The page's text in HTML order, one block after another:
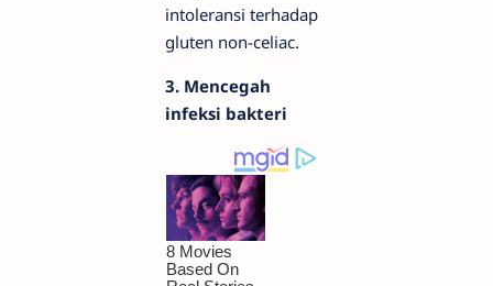
intoleransi terhadap
gluten non-celiac.
3. Mencegah
infeksi bakteri